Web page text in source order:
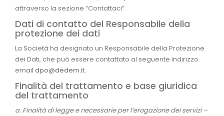
attraverso la sezione “Contattaci”.
Dati di contatto del Responsabile della
protezione dei dati
La Società ha designato un Responsabile della Protezione
dei Dati, che può essere contattato al seguente indirizzo
email dpo@dedem.it.
Finalità del trattamento e base giuridica
del trattamento
a. Finalità di legge e necessarie per l’erogazione dei servizi –